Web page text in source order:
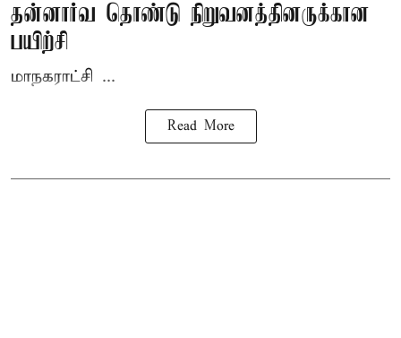
தன்னார்வ தொண்டு நிறுவனத்தினருக்கான
பயிற்சி
மாநகராட்சி ...
Read More